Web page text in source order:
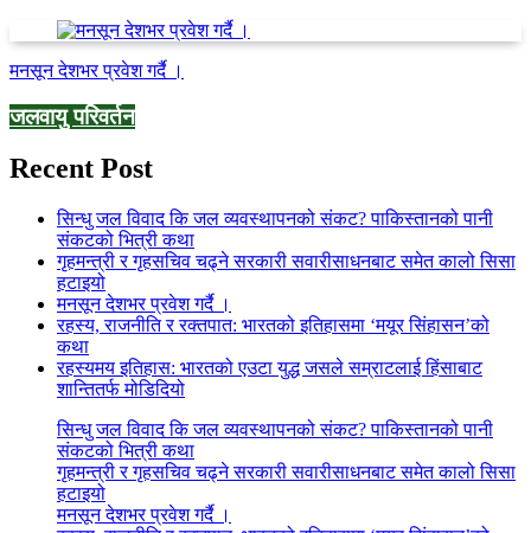
मनसून देशभर प्रवेश गर्दै ।
जलवायु परिवर्तन
Recent Post
सिन्धु जल विवाद कि जल व्यवस्थापनको संकट? पाकिस्तानको पानी
संकटको भित्री कथा
गृहमन्त्री र गृहसचिव चढ्ने सरकारी सवारीसाधनबाट समेत कालो सिसा
हटाइयो
मनसून देशभर प्रवेश गर्दै ।
रहस्य, राजनीति र रक्तपात: भारतको इतिहासमा ‘मयूर सिंहासन’को
कथा
रहस्यमय इतिहास: भारतको एउटा युद्ध जसले सम्राटलाई हिंसाबाट
शान्तितर्फ मोडिदियो
सिन्धु जल विवाद कि जल व्यवस्थापनको संकट? पाकिस्तानको पानी
संकटको भित्री कथा
गृहमन्त्री र गृहसचिव चढ्ने सरकारी सवारीसाधनबाट समेत कालो सिसा
हटाइयो
मनसून देशभर प्रवेश गर्दै ।